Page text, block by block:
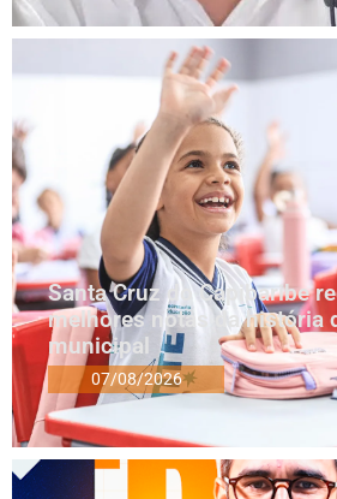
Santa Cruz do Capibaribe
melhores notas da história
municipal
07/08/2026